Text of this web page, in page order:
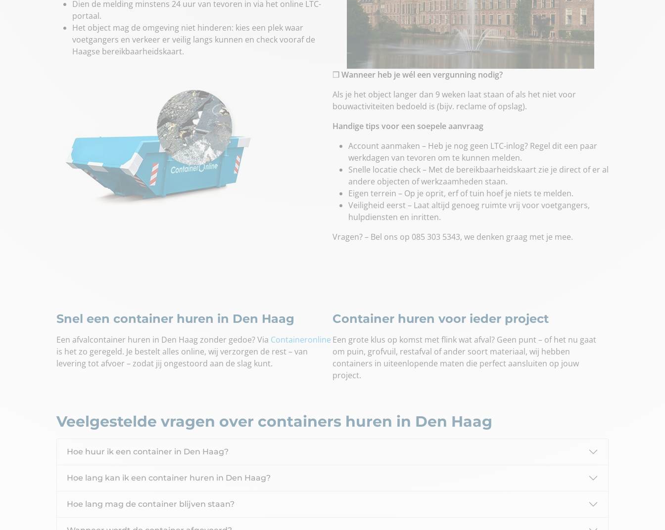
Dien de melding minstens 24 uur van tevoren in via het online LTC-
portaal.
Het object mag de omgeving niet hinderen: kies een plek waar
voetgangers en verkeer er veilig langs kunnen en check vooraf de
Haagse bereikbaarheidskaart.
❒Wanneer heb je wél een vergunning nodig?
Als je het object langer dan 9 weken laat staan of als het niet voor
bouwactiviteiten bedoeld is (bijv. reclame of opslag).
Handige tips voor een soepele aanvraag
Account aanmaken – Heb je nog geen LTC-inlog? Regel dit een paar
werkdagen van tevoren om te kunnen melden.
Snelle locatie check – Met de bereikbaarheidskaart zie je direct of er al
andere objecten of werkzaamheden staan.
Eigen terrein – Op je oprit, erf of tuin hoef je niets te melden.
Veiligheid eerst – Laat altijd genoeg ruimte vrij voor voetgangers,
hulpdiensten en inritten.
Vragen? – Bel ons op 085 303 5343, we denken graag met je mee.
Snel een container huren in Den Haag
Een afvalcontainer huren in Den Haag zonder gedoe? Via Containeronline
is het zo geregeld. Je bestelt alles online, wij verzorgen de rest – van
levering tot afvoer – zodat jij ongestoord aan de slag kunt.
Container huren voor ieder project
Een grote klus op komst met flink wat afval? Geen punt – of het nu gaat
om puin, grofvuil, restafval of ander soort materiaal, wij hebben
containers in uiteenlopende maten die perfect aansluiten op jouw
project.
Veelgestelde vragen over containers huren in Den Haag
Hoe huur ik een container in Den Haag?
Hoe lang kan ik een container huren in Den Haag?
Hoe lang mag de container blijven staan?